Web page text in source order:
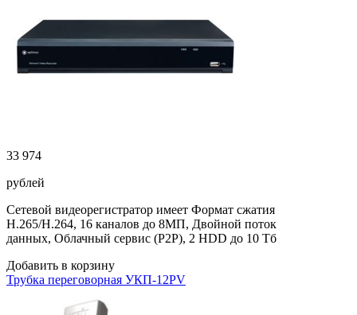
33 974
рублей
Сетевой видеорегистратор имеет Формат сжатия
H.265/H.264, 16 каналов до 8МП, Двойной поток
данных, Облачный сервис (P2P), 2 HDD до 10 Тб
Добавить в корзину
Трубка переговорная УКП-12PV